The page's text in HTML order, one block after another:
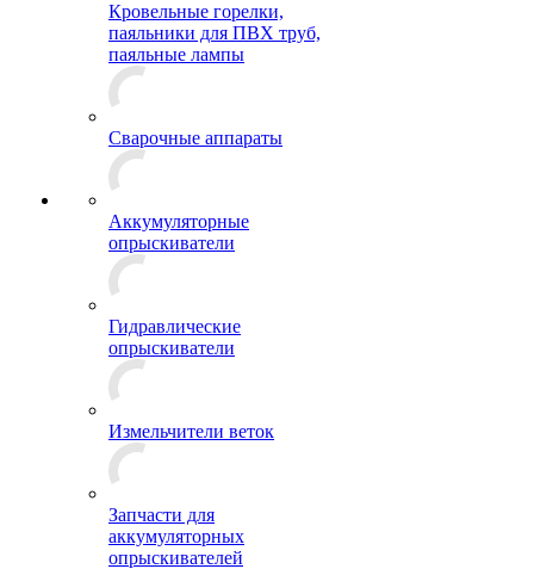
Кровельные горелки,
паяльники для ПВХ труб,
паяльные лампы
Сварочные аппараты
Аккумуляторные
опрыскиватели
Гидравлические
опрыскиватели
Измельчители веток
Запчасти для
аккумуляторных
опрыскивателей